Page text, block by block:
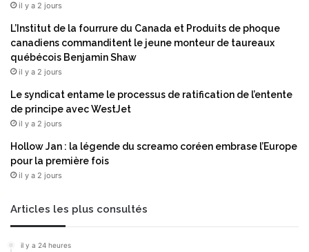
il y a 2 jours
L’Institut de la fourrure du Canada et Produits de phoque
canadiens commanditent le jeune monteur de taureaux
québécois Benjamin Shaw
il y a 2 jours
Le syndicat entame le processus de ratification de l’entente
de principe avec WestJet
il y a 2 jours
Hollow Jan : la légende du screamo coréen embrase l’Europe
pour la première fois
il y a 2 jours
Articles les plus consultés
il y a 24 heures